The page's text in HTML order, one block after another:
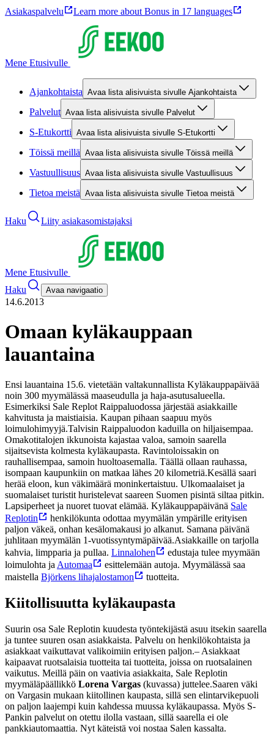
Asiakaspalvelu Learn more about Bonus in 17 languages
Mene Etusivulle
Ajankohtaista Avaa lista alisivuista sivulle Ajankohtaista
Palvelut Avaa lista alisivuista sivulle Palvelut
S-Etukortti Avaa lista alisivuista sivulle S-Etukortti
Töissä meillä Avaa lista alisivuista sivulle Töissä meillä
Vastuullisuus Avaa lista alisivuista sivulle Vastuullisuus
Tietoa meistä Avaa lista alisivuista sivulle Tietoa meistä
Haku Liity asiakasomistajaksi
Mene Etusivulle
Haku
Avaa navigaatio
14.6.2013
Omaan kyläkauppaan
lauantaina
Ensi lauantaina 15.6. vietetään valtakunnallista Kyläkauppapäivää
noin 300 myymälässä maaseudulla ja haja-asutusalueella.
Esimerkiksi Sale Replot Raippaluodossa järjestää asiakkaille
kahvitusta ja maistiaisia. Kaupan pihaan saapuu myös
loimulohimyyjä.Talvisin Raippaluodon kaduilla on hiljaisempaa.
Omakotitalojen ikkunoista kajastaa valoa, samoin saarella
sijaitsevista kolmesta kyläkaupasta. Ravintoloissakin on
rauhallisempaa, samoin huoltoasemalla. Täällä ollaan rauhassa,
isompaan kaupunkiin on matkaa lähes 20 kilometriä.Kesällä saari
herää eloon, kun väkimäärä moninkertaistuu. Ulkomaalaiset ja
suomalaiset turistit huristelevat saareen Suomen pisintä siltaa pitkin.
Lapsiperheet ja nuoret tuovat elämää. Kyläkauppapäivänä Sale
Replotin
henkilökunta odottaa myymälän ympärille erityisen
paljon väkeä, onhan kesälomakausi jo alkanut. Samana päivänä
juhlitaan myymälän 1-vuotissyntymäpäivää.Asiakkaille on tarjolla
kahvia, limpparia ja pullaa. Linnalohen
edustaja tulee myymään
loimulohta ja Automaa
esittelemään autoja. Myymälässä saa
maistella Björkens lihajalostamon tuotteita.
Kiitollisuutta kyläkaupasta
Suurin osa Sale Replotin kuudesta työntekijästä asuu itsekin saarella
ja tuntee suuren osan asiakkaista. Palvelu on henkilökohtaista ja
asiakkaat vaikuttavat valikoimiin erityisen paljon.– Asiakkaat
kaipaavat ruotsalaisia tuotteita tai tuotteita, joissa on ruotsalainen
vaikutus. Meillä päin on vaativia asiakkaita, Sale Replotin
myymäläpäällikkö Lorena Vargas (kuvassa) juttelee.Saaren väki
on Vargasin mukaan kiitollinen kaupasta, sillä sen elintarvikepuoli
on paljon laajempi kuin kahdessa muussa kyläkaupassa. Myös S-
Pankin palvelut on otettu ilolla vastaan, sillä saarella ei ole
pankkiautomaattia. Nyt käteistä voi nostaa Salen kassalta.